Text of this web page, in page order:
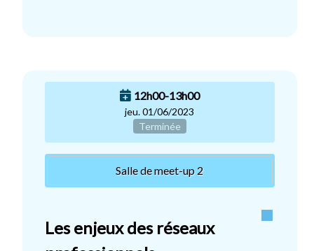
12h00-13h00
jeu. 01/06/2023
Terminée
Salle de meet-up 2
Les enjeux des réseaux